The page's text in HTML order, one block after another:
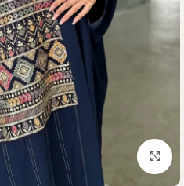
Click to enlarge